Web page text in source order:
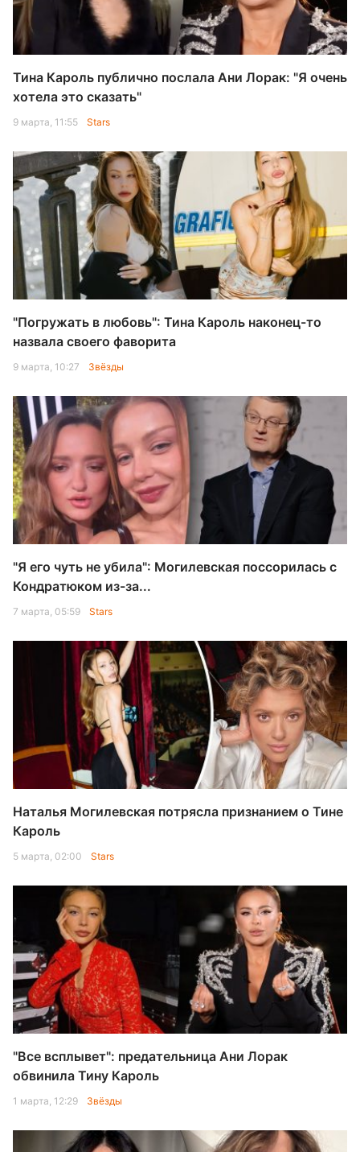
Тина Кароль публично послала Ани Лорак: "Я очень
хотела это сказать"
9 марта, 11:55 Stars
"Погружать в любовь": Тина Кароль наконец-то
назвала своего фаворита
9 марта, 10:27 Звёзды
"Я его чуть не убила": Могилевская поссорилась с
Кондратюком из-за...
7 марта, 05:59 Stars
Наталья Могилевская потрясла признанием о Тине
Кароль
5 марта, 02:00 Stars
"Все всплывет": предательница Ани Лорак
обвинила Тину Кароль
1 марта, 12:29 Звёзды